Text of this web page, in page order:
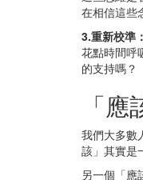
在相信這些
3.重新校準：
花點時間呼
的支持嗎？
「
我們大多數
該」其實是
另一個「應